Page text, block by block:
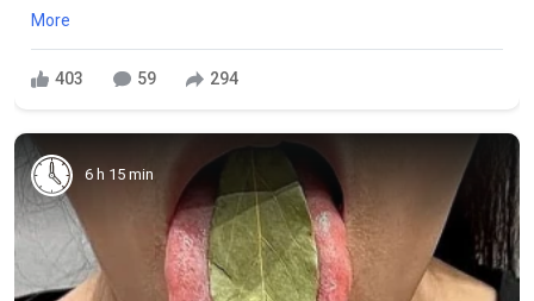
More
403 59 294
6 h 15 min